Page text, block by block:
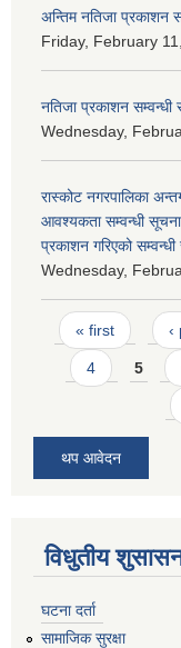
अन्तिम नतिजा प्रकाशन
Friday, February
नतिजा प्रकाशन सम्वन्धी
Wednesday,
रास्कोट नगरपालिका
आवश्यकता सम्वन्धी
प्रकाशन गरिएको
Wednesday,
Pages
« first ‹
4 5
थप आवेदन
विधुतीय
घटना दर्ता
सामाजिक सुरक्षा